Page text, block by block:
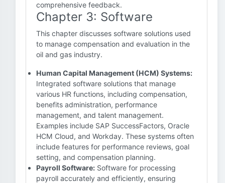
comprehensive feedback.
Chapter 3: Software
This chapter discusses software solutions used
to manage compensation and evaluation in the
oil and gas industry.
Human Capital Management (HCM) Systems:
Integrated software solutions that manage
various HR functions, including compensation,
benefits administration, performance
management, and talent management.
Examples include SAP SuccessFactors, Oracle
HCM Cloud, and Workday. These systems often
include features for performance reviews, goal
setting, and compensation planning.
Payroll Software: Software for processing
payroll accurately and efficiently, ensuring